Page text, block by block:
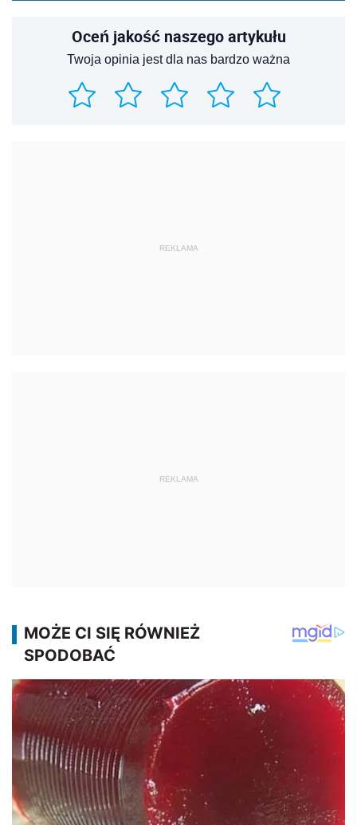
Oceń jakość naszego artykułu
Twoja opinia jest dla nas bardzo ważna
REKLAMA
REKLAMA